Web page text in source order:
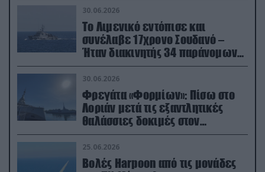
30.06.2026
Το Λιμενικό εντόπισε και
συνέλαβε 17χρονο Σουδανό –
Ήταν διακινητής 34 παράνομων
μεταναστών
30.06.2026
Φρεγάτα «Φορμίων»: Πίσω στο
Λοριάν μετά τις εξαντλητικές
θαλάσσιες δοκιμές στον
απαιτητικό Βισκαϊκό
25.06.2026
Βολές Harpoon από τις μονάδες